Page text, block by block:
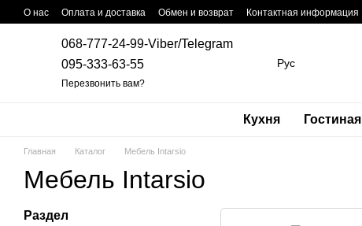
Перейти к основному контенту
О нас Оплата и доставка Обмен и возврат Контактная информация
068-777-24-99-Viber/Telegram
095-333-63-55
Перезвонить вам?
Рус
Кухня Гостиная
Главная Каталог Мебель Intarsio
Мебель Intarsio
Раздел